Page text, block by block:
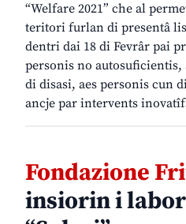
“Welfare 2021” che al
teritori furlan di presentâ
dentri dai 18 di Fevrâr pai
personis no
di disasi, aes personis cun
ancje par intervents
Fondazione
insiorin i